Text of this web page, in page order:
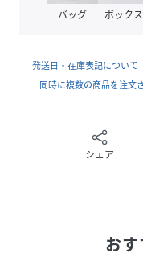
バッグ ボックス
発送日・在庫表記について
同時に複数の商品を注文
シェア
お